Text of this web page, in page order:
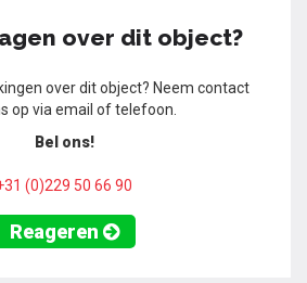
over dit object?
over dit object? Neem contact
op via email of telefoon.
Bel ons!
(0)229 50 66 90
Reageren